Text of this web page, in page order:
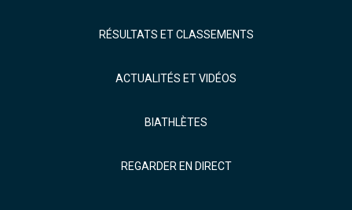
RÉSULTATS ET CLASSEMENTS
ACTUALITÉS ET VIDÉOS
BIATHLÈTES
REGARDER EN DIRECT